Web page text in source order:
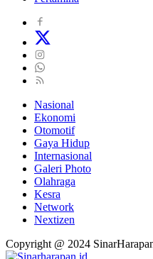
Nasional
Ekonomi
Otomotif
Gaya Hidup
Internasional
Galeri Photo
Olahraga
Kesra
Network
Nextizen
Copyright @ 2024